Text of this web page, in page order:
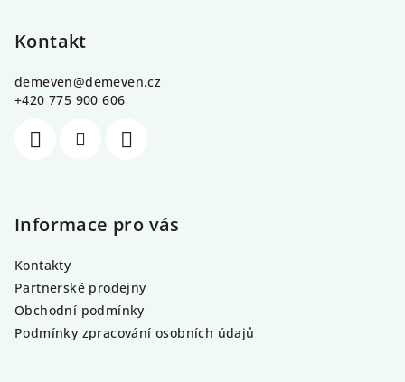
Kontakt
demeven@demeven.cz
+420 775 900 606
Informace pro vás
Kontakty
Partnerské prodejny
Obchodní podmínky
Podmínky zpracování osobních údajů